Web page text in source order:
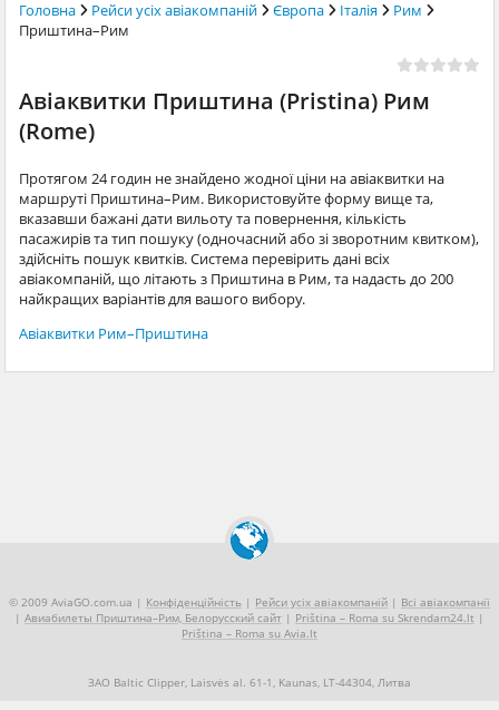
Головна Рейси усіх авіакомпаній Європа Італія
Рим
Приштина–Рим
Авіаквитки Приштина (Pristina) Рим
(Rome)
Протягом 24 годин не знайдено жодної ціни на авіаквитки на
маршруті Приштина–Рим. Використовуйте форму вище та,
вказавши бажані дати вильоту та повернення, кількість
пасажирів та тип пошуку (одночасний або зі зворотним квитком),
здійсніть пошук квитків. Система перевірить дані всіх
авіакомпаній, що літають з Приштина в Рим, та надасть до 200
найкращих варіантів для вашого вибору.
Авіаквитки Рим–Приштина
© 2009 AviaGO.com.ua | Конфіденційність | Рейси усіх авіакомпаній | Всі авіакомпанії
| Авиабилеты Приштина–Рим, Белорусский сайт | Priština – Roma su Skrendam24.lt |
Priština – Roma su Avia.lt
ЗАО Baltic Clipper, Laisvės al. 61-1, Kaunas, LT-44304, Литва